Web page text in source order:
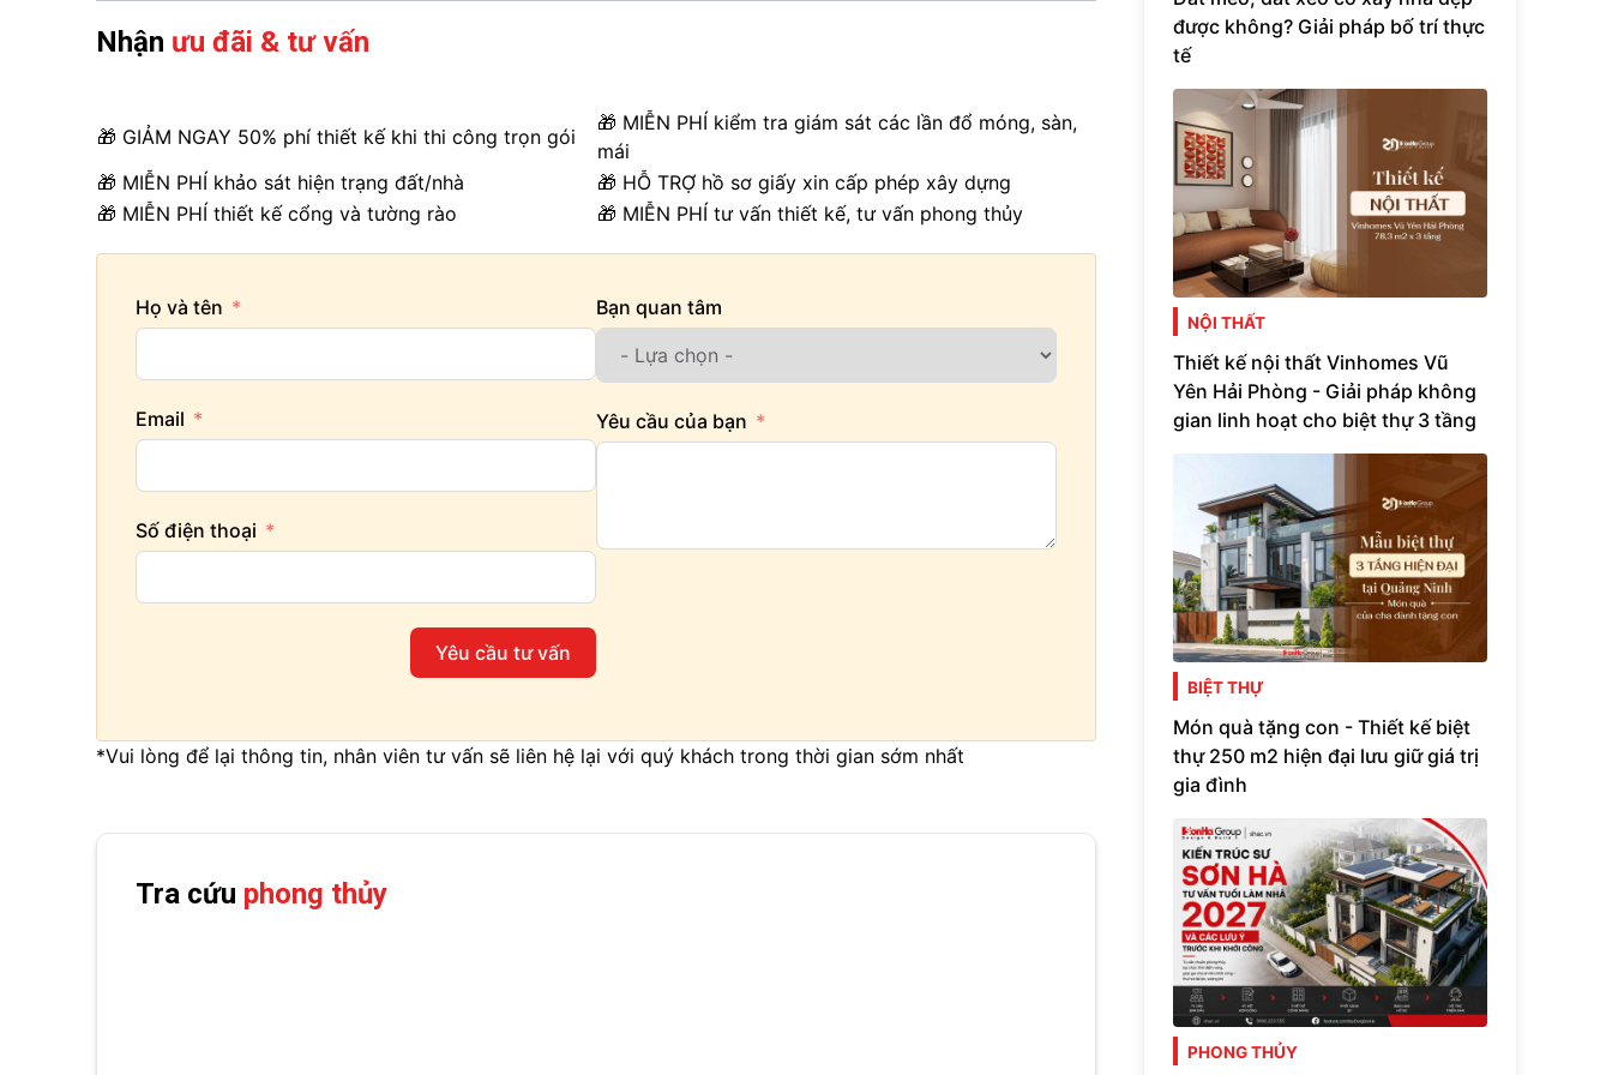
Nhận ưu đãi & tư vấn
🎁 GIẢM NGAY 50% phí thiết kế khi thi công trọn gói
🎁 MIỄN PHÍ kiểm tra giám sát các lần đổ móng, sàn,
mái
🎁 MIỄN PHÍ khảo sát hiện trạng đất/nhà
🎁 HỖ TRỢ hồ sơ giấy xin cấp phép xây dựng
🎁 MIỄN PHÍ thiết kế cổng và tường rào
🎁 MIỄN PHÍ tư vấn thiết kế, tư vấn phong thủy
Họ và tên
Email
Số điện thoại
Yêu cầu tư vấn
Bạn quan tâm
Yêu cầu của bạn
*Vui lòng để lại thông tin, nhân viên tư vấn sẽ liên hệ lại với quý khách trong thời gian sớm nhất
Tra cứu phong thủy
được không? Giải pháp bố trí thực
tế
NỘI THẤT
Thiết kế nội thất Vinhomes Vũ
Yên Hải Phòng - Giải pháp không
gian linh hoạt cho biệt thự 3 tầng
BIỆT THỰ
Món quà tặng con - Thiết kế biệt
thự 250 m2 hiện đại lưu giữ giá trị
gia đình
PHONG THỦY